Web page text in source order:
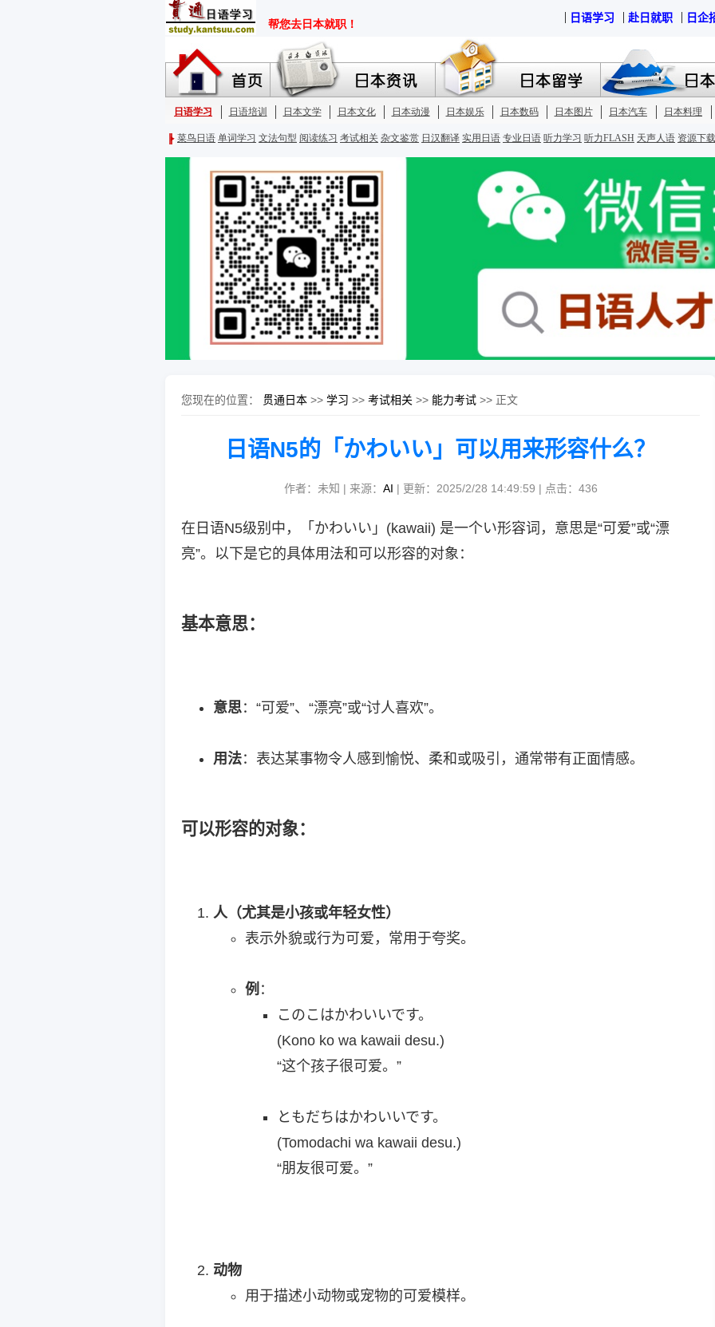
您现在的位置： 贯通日本 >> 学习 >> 考试相关 >> 能力考试 >> 正文
日语N5的「かわいい」可以用来形容什么？
作者：未知 | 来源： AI | 更新：2025/2/28 14:49:59 | 点击： 436
在日语N5级别中，「かわいい」(kawaii) 是一个い形容词，意思是“可爱”或“漂
亮”。以下是它的具体用法和可以形容的对象：
基本意思：
意思：“可爱”、“漂亮”或“讨人喜欢”。
用法：表达某事物令人感到愉悦、柔和或吸引，通常带有正面情感。
可以形容的对象：
人（尤其是小孩或年轻女性）
表示外貌或行为可爱，常用于夸奖。
例 ：
このこはかわいいです。
(Kono ko wa kawaii desu.)
“这个孩子很可爱。”
ともだちはかわいいです。
(Tomodachi wa kawaii desu.)
“朋友很可爱。”
动物
用于描述小动物或宠物的可爱模样。